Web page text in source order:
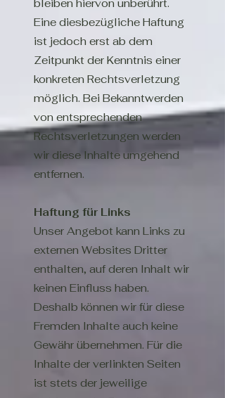
bleiben hiervon unberührt.
Eine diesbezügliche Haftung
ist jedoch erst ab dem
Zeitpunkt der Kenntnis einer
konkreten Rechtsverletzung
möglich. Bei Bekanntwerden
von entsprechenden
Rechtsverletzungen werden
wir diese Inhalte umgehend
entfernen.
Haftung für Links
Unser Angebot kann Links zu
externen Websites Dritter
enthalten, auf deren Inhalt wir
keinen Einfluss haben.
Deshalb können wir für diese
Fremden Inhalte auch keine
Gewähr übernehmen. Für die
Inhalte der verlinkten Seiten
ist stets der jeweilige